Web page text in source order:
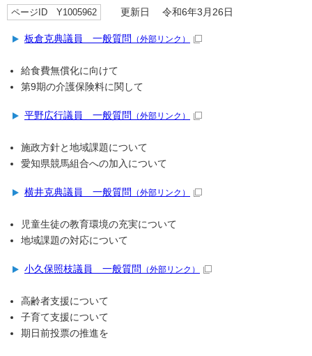
ページID Y1005962 更新日 令和6年3月26日
板倉克典議員 一般質問 （外部リンク）
給食費無償化に向けて
第9期の介護保険料に関して
平野広行議員 一般質問 （外部リンク）
施政方針と地域課題について
愛知県競馬組合への加入について
横井克典議員 一般質問 （外部リンク）
児童生徒の教育環境の充実について
地域課題の対応について
小久保照枝議員 一般質問 （外部リンク）
高齢者支援について
子育て支援について
期日前投票の推進を